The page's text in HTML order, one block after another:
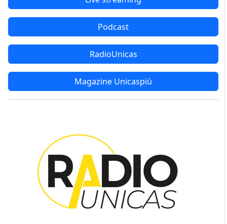
Podcast
RadioUnicas
Magazine Unicaspiù